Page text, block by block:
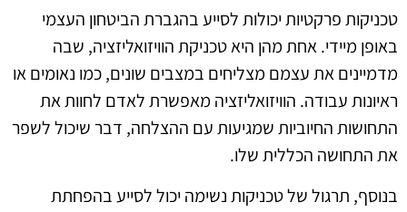
טכניקות פרקטיות יכולות לסייע בהגברת הביטחון העצמי
באופן מיידי. אחת מהן היא טכניקת הוויזואליזציה, שבה
מדמיינים את עצמם מצליחים במצבים שונים, כמו נאומים או
ראיונות עבודה. הוויזואליזציה מאפשרת לאדם לחוות את
התחושות החיוביות שמגיעות עם ההצלחה, דבר שיכול לשפר
את התחושה הכללית שלו.
בנוסף, תרגול של טכניקות נשימה יכול לסייע בהפחתת